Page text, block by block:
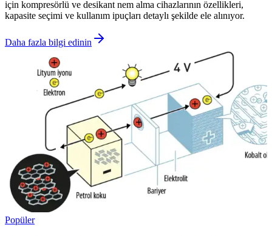
için kompresörlü ve desikant nem alma cihazlarının özellikleri,
kapasite seçimi ve kullanım ipuçları detaylı şekilde ele alınıyor.
Daha fazla bilgi edinin
Popüler